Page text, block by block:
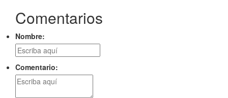
Comentarios
Nombre:
Comentario: